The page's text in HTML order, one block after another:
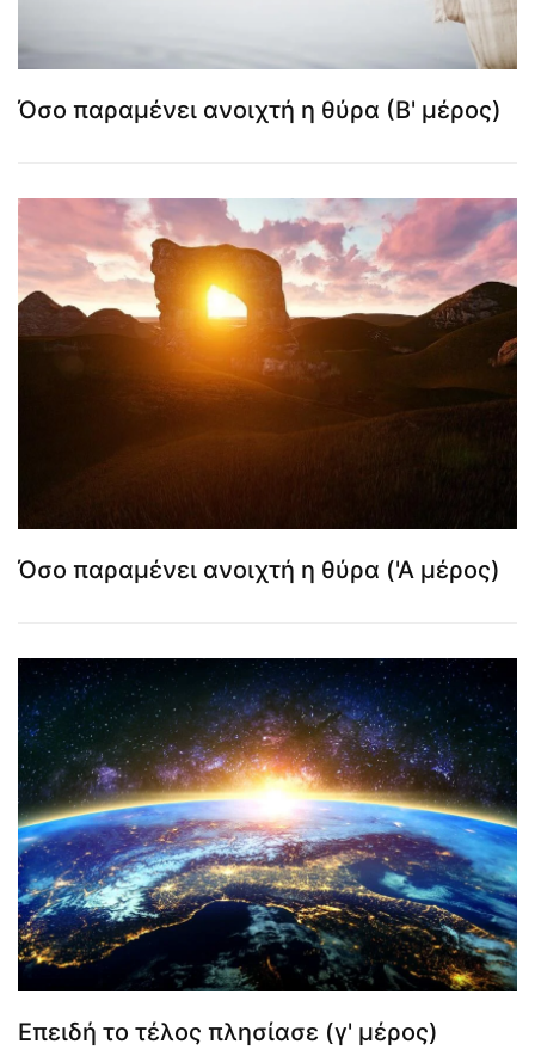
Όσο παραμένει ανοιχτή η θύρα (Β' μέρος)
Όσο παραμένει ανοιχτή η θύρα ('Α μέρος)
Επειδή το τέλος πλησίασε (γ' μέρος)